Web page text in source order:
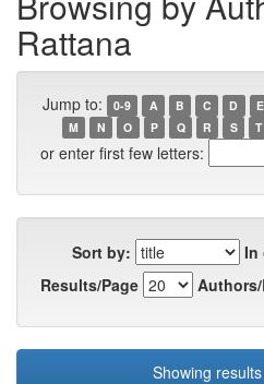
Rattana
Jump to: 0-9 A B C D E
M
N O P Q R S T
or enter first few letters:
Sort by:
In
Results/Page
Showing